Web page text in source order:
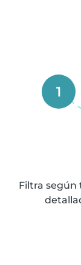
1
Filtra según